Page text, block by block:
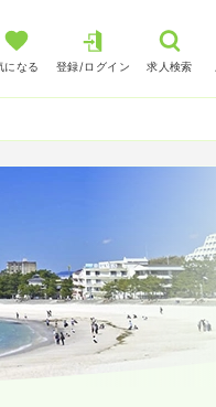
になる 登録/ログイン 求人検索